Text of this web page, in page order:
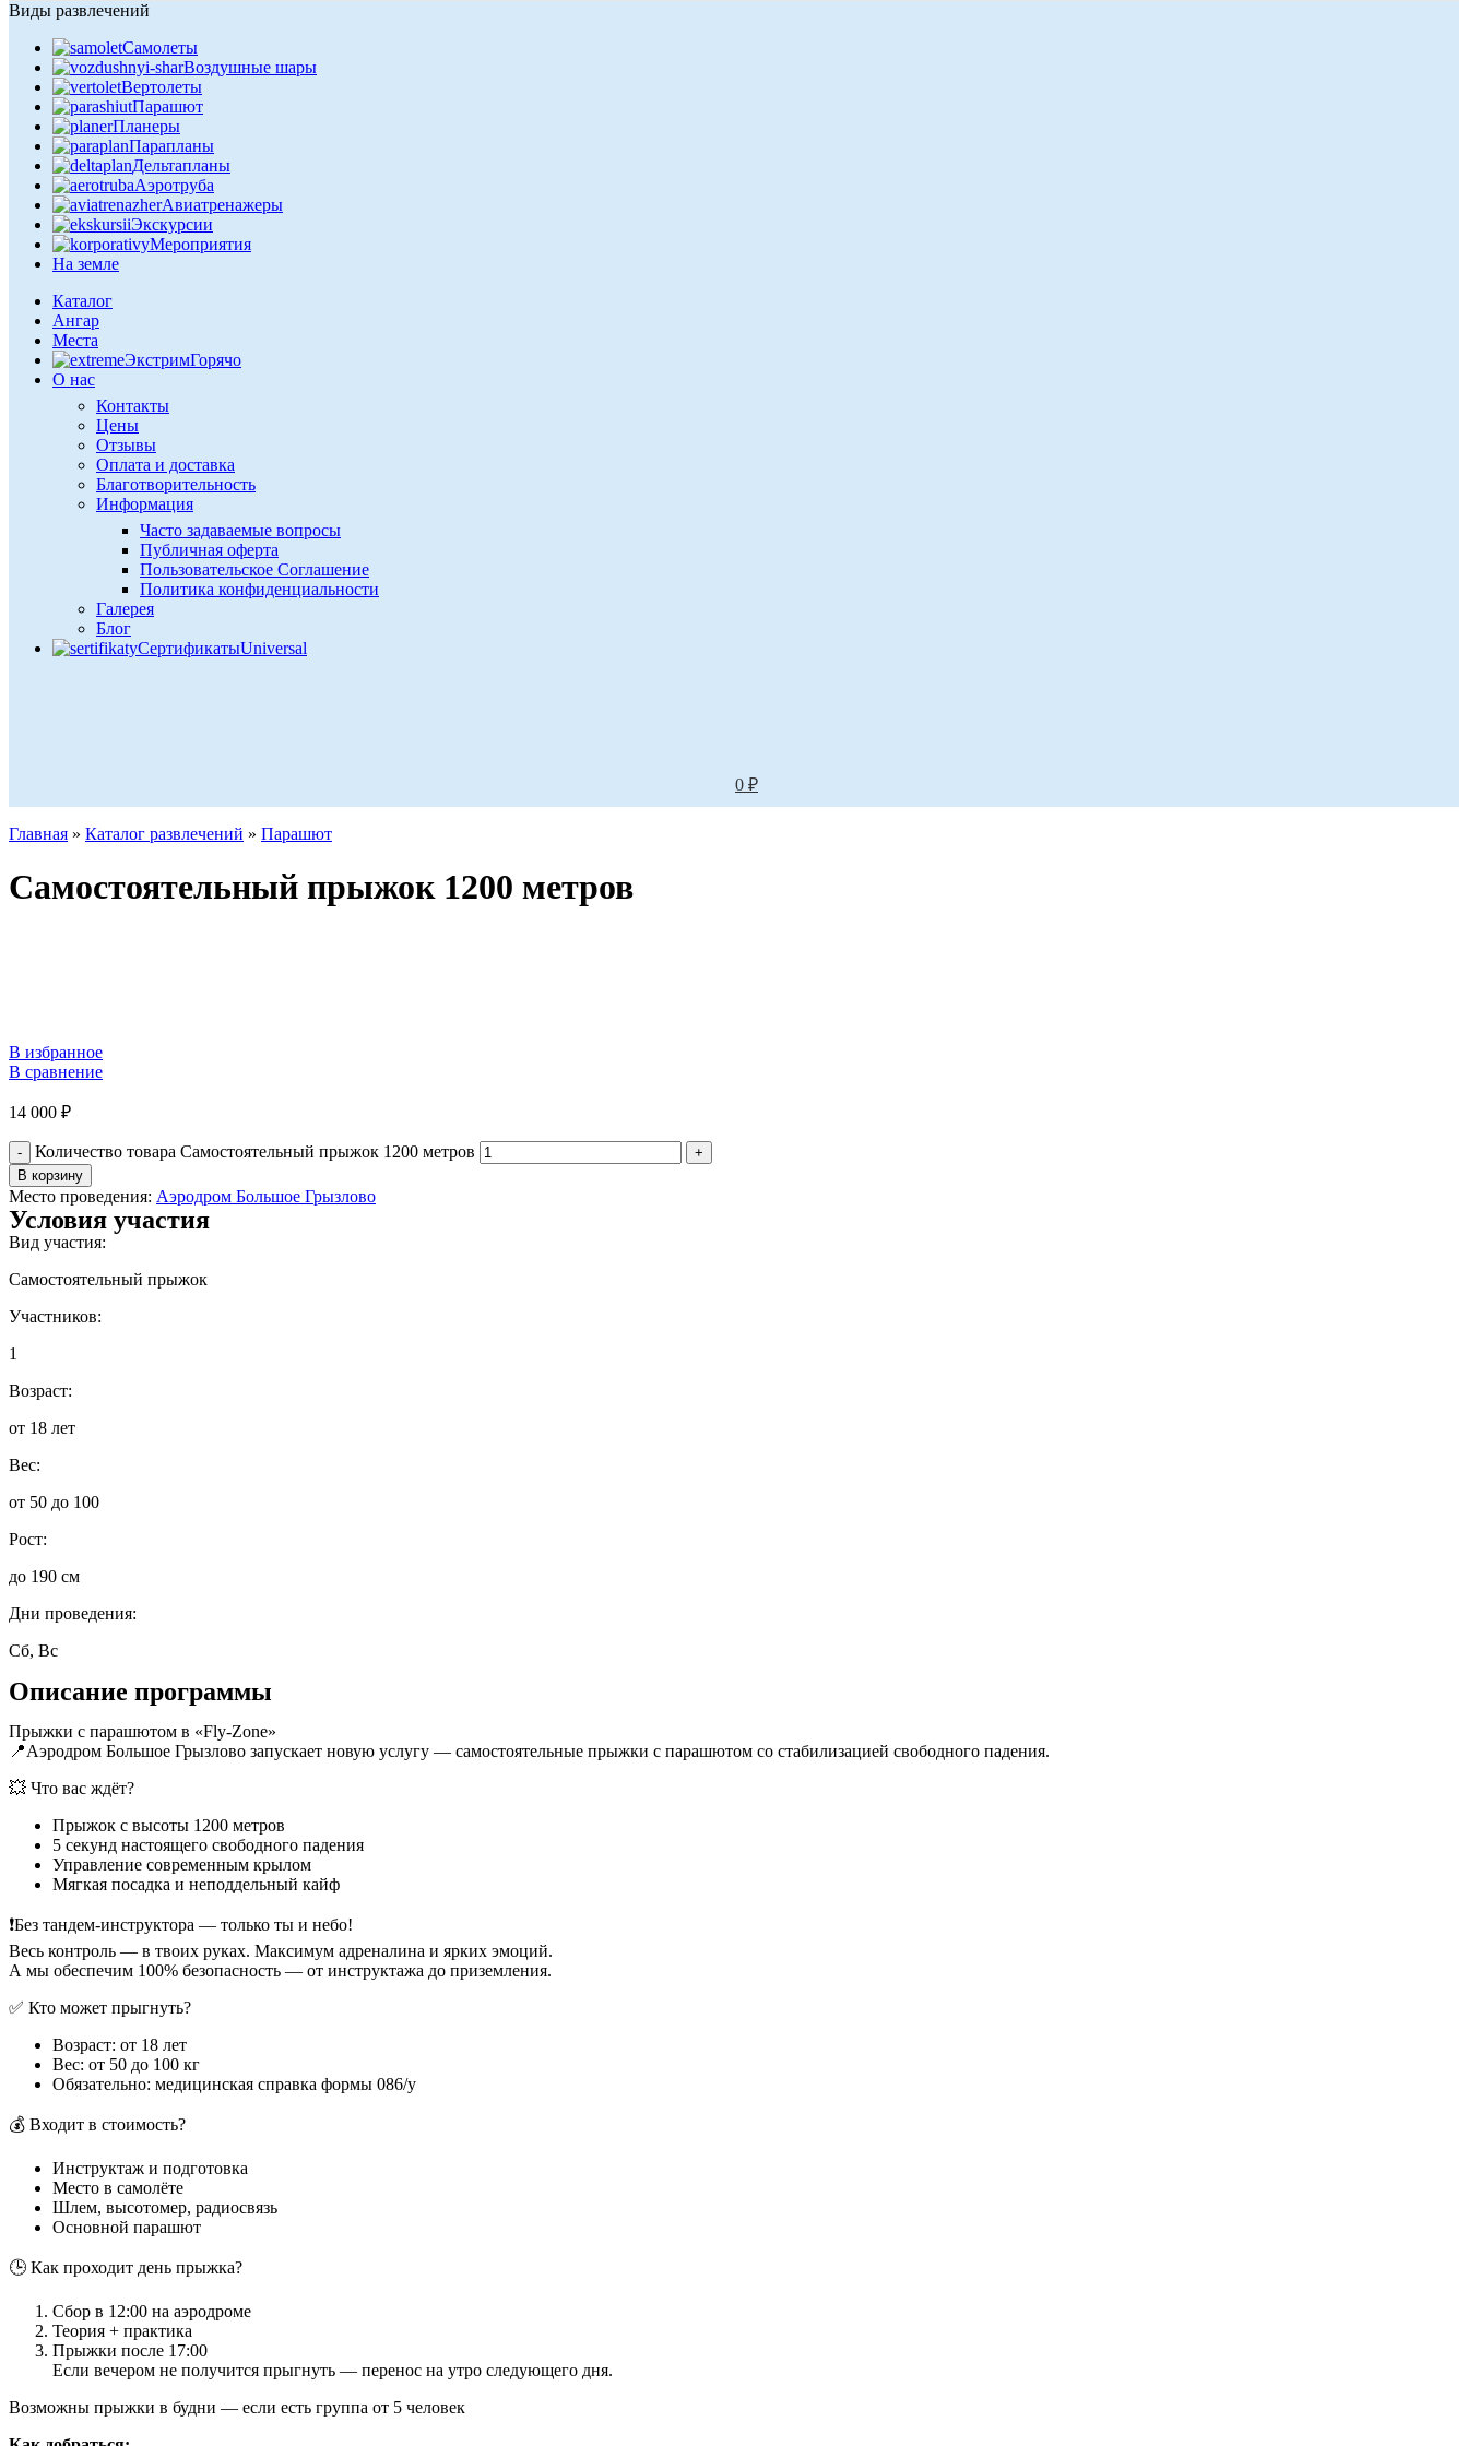
Виды развлечений
Самолеты
Воздушные шары
Вертолеты
Парашют
Планеры
Парапланы
Дельтапланы
Аэротруба
Авиатренажеры
Экскурсии
Мероприятия
На земле
Каталог
Ангар
Места
ЭкстримГорячо
О нас
Контакты
Цены
Отзывы
Оплата и доставка
Благотворительность
Информация
Часто задаваемые вопросы
Публичная оферта
Пользовательское Соглашение
Политика конфиденциальности
Галерея
Блог
СертификатыUniversal
0 ₽
Главная » Каталог развлечений » Парашют
Самостоятельный прыжок 1200 метров
В избранное
В сравнение
14 000 ₽
Количество товара Самостоятельный прыжок 1200 метров
В корзину
Место проведения: Аэродром Большое Грызлово
Условия участия
Вид участия:
Самостоятельный прыжок
Участников:
1
Возраст:
от 18 лет
Вес:
от 50 до 100
Рост:
до 190 см
Дни проведения:
Сб, Вс
Описание программы
Прыжки с парашютом в «Fly-Zone»
📍Аэродром Большое Грызлово запускает новую услугу — самостоятельные прыжки с парашютом со стабилизацией свободного падения.
💥 Что вас ждёт?
Прыжок с высоты 1200 метров
5 секунд настоящего свободного падения
Управление современным крылом
Мягкая посадка и неподдельный кайф
❗️Без тандем-инструктора — только ты и небо!
Весь контроль — в твоих руках. Максимум адреналина и ярких эмоций.
А мы обеспечим 100% безопасность — от инструктажа до приземления.
✅ Кто может прыгнуть?
Возраст: от 18 лет
Вес: от 50 до 100 кг
Обязательно: медицинская справка формы 086/у
💰 Входит в стоимость?
Инструктаж и подготовка
Место в самолёте
Шлем, высотомер, радиосвязь
Основной парашют
🕒 Как проходит день прыжка?
Сбор в 12:00 на аэродроме
Теория + практика
Прыжки после 17:00
Если вечером не получится прыгнуть — перенос на утро следующего дня.
Возможны прыжки в будни — если есть группа от 5 человек